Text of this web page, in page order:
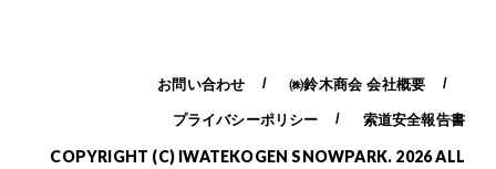
お問い合わせ ㈱鈴木商会 会社概要
プライバシーポリシー 索道安全報告書
COPYRIGHT (C) IWATEKOGEN SNOWPARK. 2026 ALL